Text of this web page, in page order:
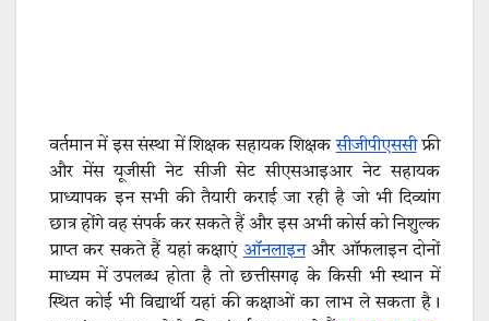
वर्तमान में इस संस्था में शिक्षक सहायक शिक्षकसीजीपीएससीफ्री
और मेंस यूजीसी नेट सीजी सेट सीएसआइआर नेट सहायक
प्राध्यापक इन सभी की तैयारी कराई जा रही है जो भी दिव्यांग
छात्र होंगे वह संपर्क कर सकते हैं और इस अभी कोर्स को निशुल्क
प्राप्त कर सकते हैं यहां कक्षाएं ऑनलाइनऔर ऑफलाइन दोनों
माध्यम में उपलब्ध होता है तो छत्तीसगढ़ के किसी भी स्थान में
स्थित कोई भी विद्यार्थी यहां की कक्षाओं का लाभ ले सकता है।